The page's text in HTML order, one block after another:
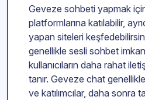
Geveze sohbeti yapmak
platformlarına katılabilir,
yapan siteleri
genellikle sesli sohbet
kullanıcıların daha rahat
tanır. Geveze chat
ve katılımcılar, daha sonra